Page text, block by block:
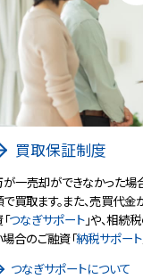
買取保証制度
が一売却ができなかった場
で買取ます。また、売買代
つなぎサポート 」や、相
場合のご融資「納税サポート
つなぎサポートについて